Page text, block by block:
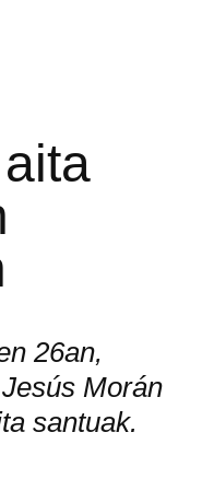
26an,
Morán
santuak.